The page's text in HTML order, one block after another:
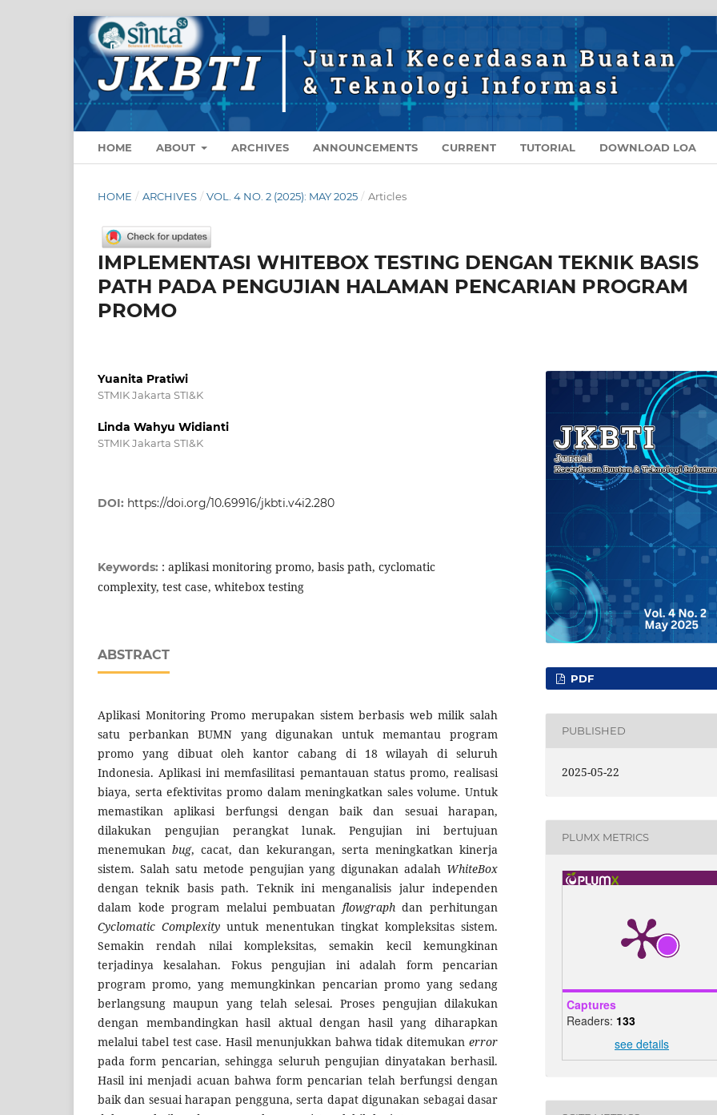
HOME ABOUT ARCHIVES ANNOUNCEMENTS CURRENT TUTORIAL DOWNLOAD LOA
HOME / ARCHIVES / VOL. 4 NO. 2 (2025): MAY 2025 / Articles
IMPLEMENTASI WHITEBOX TESTING DENGAN TEKNIK BASIS
PATH PADA PENGUJIAN HALAMAN PENCARIAN PROGRAM
PROMO
Yuanita Pratiwi
STMIK Jakarta STI&K
Linda Wahyu Widianti
STMIK Jakarta STI&K
DOI: https://doi.org/10.69916/jkbti.v4i2.280
Keywords: : aplikasi monitoring promo, basis path, cyclomatic
complexity, test case, whitebox testing
ABSTRACT
Aplikasi Monitoring Promo merupakan sistem berbasis web milik salah
satu perbankan BUMN yang digunakan untuk memantau program
promo yang dibuat oleh kantor cabang di 18 wilayah di seluruh
Indonesia. Aplikasi ini memfasilitasi pemantauan status promo, realisasi
biaya, serta efektivitas promo dalam meningkatkan sales volume. Untuk
memastikan aplikasi berfungsi dengan baik dan sesuai harapan,
dilakukan pengujian perangkat lunak. Pengujian ini bertujuan
menemukanbug, cacat, dan kekurangan, serta meningkatkan kinerja
sistem. Salah satu metode pengujian yang digunakan adalah WhiteBox
dengan teknik basis path. Teknik ini menganalisis jalur independen
dalam kode program melalui pembuatan flowgraphdan perhitungan
Cyclomatic Complexity untuk menentukan tingkat kompleksitas sistem.
Semakin rendah nilai kompleksitas, semakin kecil kemungkinan
terjadinya kesalahan. Fokus pengujian ini adalah form pencarian
program promo, yang memungkinkan pencarian promo yang sedang
berlangsung maupun yang telah selesai. Proses pengujian dilakukan
dengan membandingkan hasil aktual dengan hasil yang diharapkan
melalui tabel test case. Hasil menunjukkan bahwa tidak ditemukan error
pada form pencarian, sehingga seluruh pengujian dinyatakan berhasil.
Hasil ini menjadi acuan bahwa form pencarian telah berfungsi dengan
baik dan sesuai harapan pengguna, serta dapat digunakan sebagai dasar
PDF
PUBLISHED
2025-05-22
PLUMX METRICS
Captures
Readers: 133
see details